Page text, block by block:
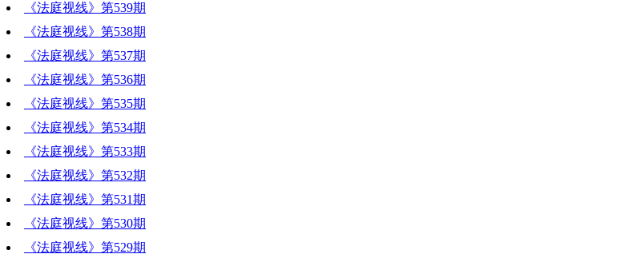
《法庭视线》第539期
《法庭视线》第538期
《法庭视线》第537期
《法庭视线》第536期
《法庭视线》第535期
《法庭视线》第534期
《法庭视线》第533期
《法庭视线》第532期
《法庭视线》第531期
《法庭视线》第530期
《法庭视线》第529期